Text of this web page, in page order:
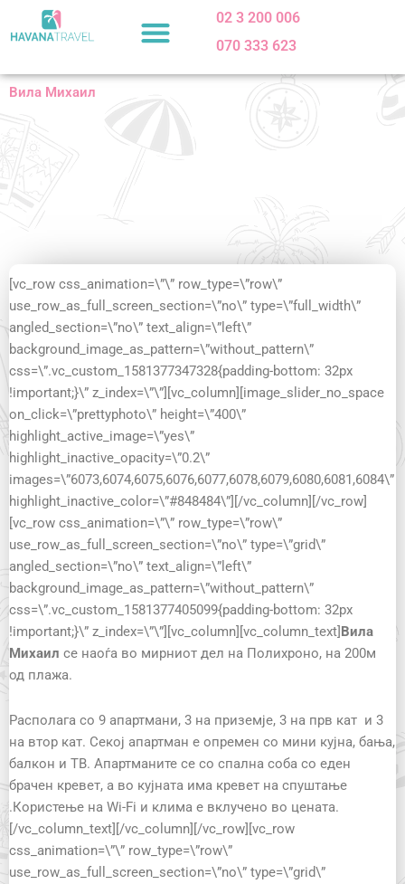
to
02 3 200 006
070 333 623
Вила Михаил
[vc_row css_animation=\”\” row_type=\”row\”
use_row_as_full_screen_section=\”no\” type=\”full_width\”
angled_section=\”no\” text_align=\”left\”
background_image_as_pattern=\”without_pattern\”
css=\”.vc_custom_1581377347328{padding-bottom: 32px
!important;}\” z_index=\”\”][vc_column][image_slider_no_space
on_click=\”prettyphoto\” height=\”400\”
highlight_active_image=\”yes\”
highlight_inactive_opacity=\”0.2\”
images=\”6073,6074,6075,6076,6077,6078,6079,6080,6081,6084\”
highlight_inactive_color=\”#848484\”][/vc_column][/vc_row]
[vc_row css_animation=\”\” row_type=\”row\”
use_row_as_full_screen_section=\”no\” type=\”grid\”
angled_section=\”no\” text_align=\”left\”
background_image_as_pattern=\”without_pattern\”
css=\”.vc_custom_1581377405099{padding-bottom: 32px
!important;}\” z_index=\”\”][vc_column][vc_column_text] Вила
Михаил се наоѓа во мирниот дел на Полихроно, на 200м
од плажа.
Располага со 9 апартмани, 3 на приземје, 3 на прв кат и 3
на втор кат. Секој апартман е опремен со мини кујна, бања,
балкон и ТВ. Апартманите се со спална соба со еден
брачен кревет, а во кујната има кревет на спуштање
.Користење на Wi-Fi и клима е вклучено во цената.
[/vc_column_text][/vc_column][/vc_row][vc_row
css_animation=\”\” row_type=\”row\”
use_row_as_full_screen_section=\”no\” type=\”grid\”